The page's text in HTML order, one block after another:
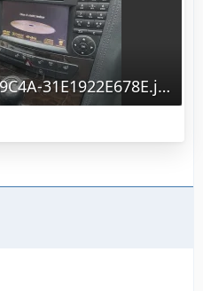
9AF3235A-0C0E-46B6-9C4A-31E1922E678E.jpg